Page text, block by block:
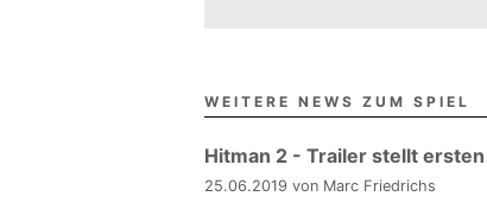
WEITERE NEWS ZUM SPIEL
Hitman 2 - Trailer stellt
25.06.2019 von Marc Friedrichs